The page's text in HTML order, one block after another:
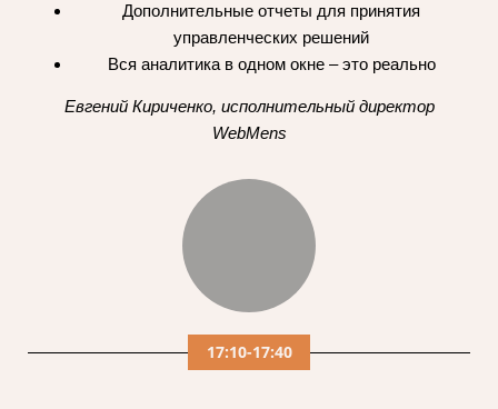
17:10-17:40
Дополнительные отчеты для принятия
управленческих решений
Вся аналитика в одном окне – это реально
Евгений Кириченко, исполнительный директор
WebMens